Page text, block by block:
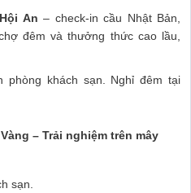
An – check-in cầu Nhật Bản,
đêm và thưởng thức cao lầu,
phòng khách sạn. Nghỉ đêm tại
– Trải nghiệm trên mây
sạn.